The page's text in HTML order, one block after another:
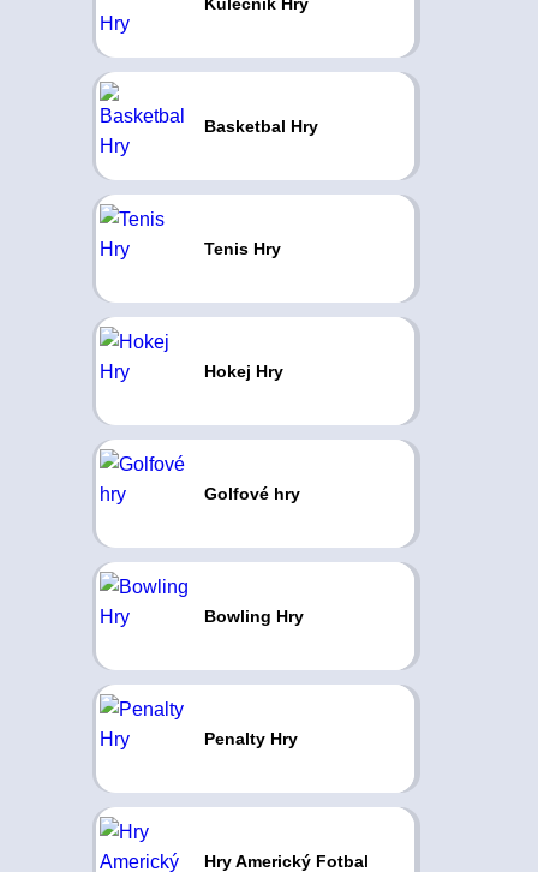
Basketbal Hry
Tenis Hry
Hokej Hry
Golfové hry
Bowling Hry
Penalty Hry
Hry Americký Fotbal